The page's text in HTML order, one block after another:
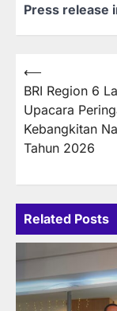
Press release
Post
navigation
⟵
BRI Region 6
Upacara
Kebangkitan
Tahun 2026
Related Posts